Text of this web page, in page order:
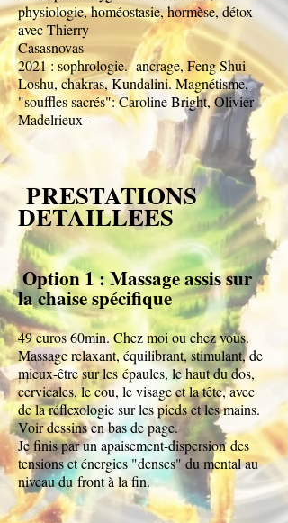
physiologie, homéostasie, hormèse, détox
avec Thierry
Casasnovas
2021 : sophrologie. ancrage, Feng Shui-
Loshu, chakras, Kundalini. Magnétisme,
"souffles sacrés": Caroline Bright, Olivier
Madelrieux-
PRESTATIONS
DETAILLEES
​
Option 1 : Massage assis sur
la chaise spécifique
49 euros 60min.Chez moi ou chez vous.
Massage relaxant, équilibrant, stimulant, de
mieux-être sur les épaules, le haut du dos,
cervicales, le cou, le visage et la tête, avec
de la réflexologie sur les pieds et les mains.
Voir dessins en bas de page.
Je finis par un apaisement-dispersiondes
tensions et énergies "denses" du mental au
niveau dufront à la fin.